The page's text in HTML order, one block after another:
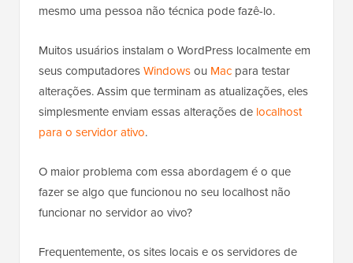
mesmo uma pessoa não técnica pode fazê-lo.
Muitos usuários instalam o WordPress localmente em
seus computadoresWindowsou Mac para testar
alterações. Assim que terminam as atualizações, eles
simplesmente enviam essas alterações de localhost
para o servidor ativo.
O maior problema com essa abordagem é o que
fazer se algo que funcionou no seu localhost não
funcionar no servidor ao vivo?
Frequentemente, os sites locais e os servidores de